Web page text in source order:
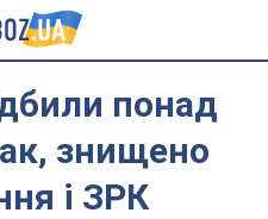
понад
знищено
і ЗРК